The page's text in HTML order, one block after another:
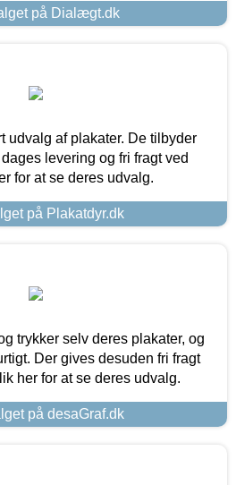
på Dialægt.dk
udvalg af plakater. De tilbyder
levering og fri fragt ved
for at se deres udvalg.
på Plakatdyr.dk
trykker selv deres plakater, og
Der gives desuden fri fragt
her for at se deres udvalg.
på desaGraf.dk